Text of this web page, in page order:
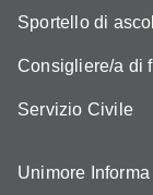
Sportello di
Consigliere/a di
Servizio Civile
Unimore Informa